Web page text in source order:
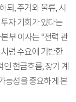
되, 주거와 물류, 시
자 기회가 있다는
부 이사는 “전력 관
럼 수요에 기반한
인 현금흐름, 장기 계
능성을 중요하게 본